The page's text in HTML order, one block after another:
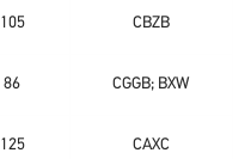
105 CBZB
86 CGGB; BXW
125 CAXC